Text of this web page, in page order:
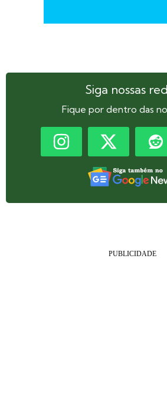
Siga nossas
Fique por dentro das